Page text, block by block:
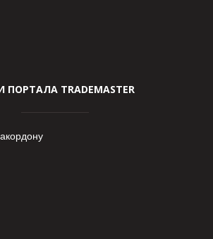
ПОРТАЛА TRADEMASTER